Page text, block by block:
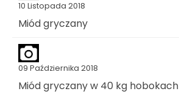
10 Listopada 2018
Miód gryczany
09 Października 2018
Miód gryczany w 40 kg hobokach